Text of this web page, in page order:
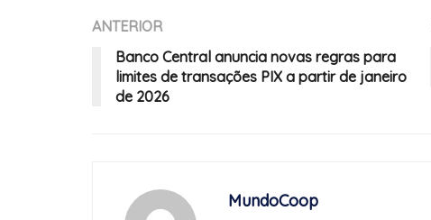
ANTERIOR
Banco Central anuncia novas regras para
limites de transações PIX a partir de janeiro
de 2026
MundoCoop